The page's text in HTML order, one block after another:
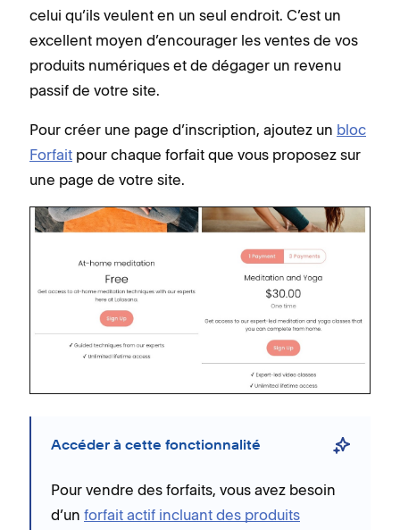
celui qu’ils veulent en un seul endroit. C’est un
excellent moyen d’encourager les ventes de vos
produits numériques et de dégager un revenu
passif de votre site.
Pour créer une page d’inscription, ajoutez un bloc
Forfait pour chaque forfait que vous proposez sur
une page de votre site.
Accéder à cette fonctionnalité
Pour vendre des forfaits, vous avez besoin
d’un forfait actif incluant des produits